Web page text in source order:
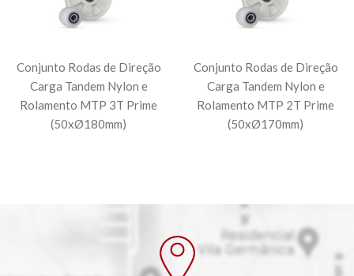
Conjunto Rodas de Direção
Carga Tandem Nylon e
Rolamento MTP 3T Prime
(50xØ180mm)
Conjunto Rodas de Direção
Carga Tandem Nylon e
Rolamento MTP 2T Prime
(50xØ170mm)